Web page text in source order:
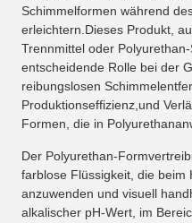
Schimmelformen während
erleichtern.Dieses Produkt,
Trennmittel oder
entscheidende Rolle bei der
reibungslosen
Produktionseffizienz,und
Formen, die in
Der Polyurethan-
farblose Flüssigkeit, die beim
anzuwenden und visuell
alkalischer pH-Wert, im